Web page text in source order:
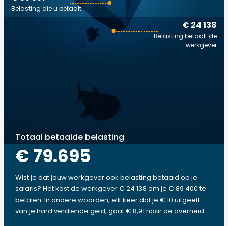
€ 24 138
Belasting betaalt de
werkgever
Belasting die u betaalt
Totaal betaalde belasting
€ 79.695
Wist je dat jouw werkgever ook belasting betaald op je
salaris? Het kost de werkgever € 24 138 om je € 89 400 te
betalen. In andere woorden, elk keer dat je € 10 uitgeeft
van je hard verdiende geld, gaat € 8,91 naar de overheid.